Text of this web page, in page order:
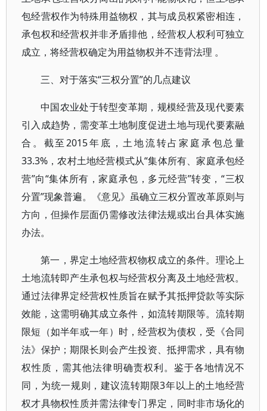
包经营权作为特殊用益物权，其与成员权紧密相连，
承包权和经营权并非矛盾排他，经营权人权利可独立
成立，将经营权确定为用益物权并不违背法理 。
三、对于落实“三权分置”的几点建议
中国农业处于转型变革期，规模经营及现代要素
引入成趋势，需变革土地制度促进土地与现代要素融
合。截至2015年底，土地流转占家庭承包总量
33.3%，农村土地经营模式从“集体所有、家庭承包经
营”向“集体所有，家庭承包，多元经营”转变，“三权
分置”现象普遍。《意见》虽确立三权分置改革原则与
方向，但操作层面仍需修改法律法规或出台具体实施
办法。
第一，界定土地经营权物权成立的条件。理论上
土地流转即产生承包权与经营权分离及土地经营权。
通过法律界定经营权性质旨在赋予其抵押贷款等实际
效能，这需明确其成立条件，如流转期限等。流转期
限短（如半年或一年）时，经营权为债权，受《合同
法》保护；期限长则会产生投资、抵押需求，具有物
权性质，需其他法律明确责权利。鉴于各地情况不
同，为统一规则，建议流转期限3年以上的土地经营
权才具物权性质并需法律专门界定，同时非市场化的